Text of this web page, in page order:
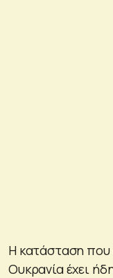
Η κατάσταση που
Ουκρανία έχει